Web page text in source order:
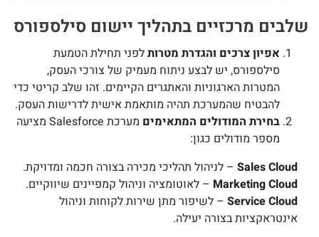
שלבים מרכזיים בתהליך יישום סילספורס
אפיון צרכים והגדרת מטרותלפני תחילת הטמעת
סילספורס, יש לבצע ניתוח מעמיק של צורכי העסק,
המטרות הארגוניות והאתגרים הקיימים. זהו שלב קריטי כדי
להבטיח שהמערכת תהיה מותאמת אישית לדרישות העסק.
בחירת המודולים המתאימים
מערכת Salesforce מציעה
מספר מודולים כגון:
Sales Cloud – לניהול תהליכי מכירה בצורה חכמה ומדויקת.
Marketing Cloud – לאוטומציה וניהול קמפיינים שיווקיים.
Service Cloud – לשיפור מתן שירות לקוחות וניהול
אינטראקציות בצורה יעילה.